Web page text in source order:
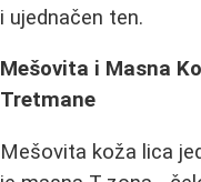
i ujednačen ten.
Mešovita i Masna
Tretmane
Mešovita koža lica